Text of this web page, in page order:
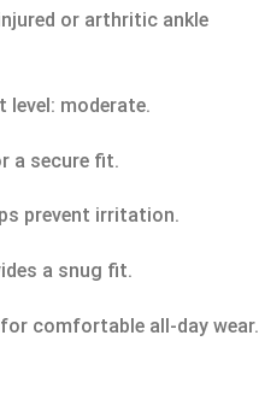
or arthritic ankle
level: moderate.
a secure fit.
prevent irritation.
a snug fit.
comfortable all-day wear.